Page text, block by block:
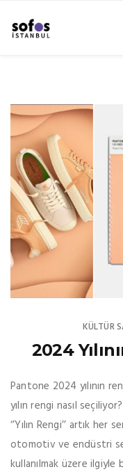
KÜLTÜR
2024
Pantone 2024 yılının
yılın rengi nasıl
‘’Yılın Rengi’’ artık
otomotiv ve endüstri
kullanılmak üzere